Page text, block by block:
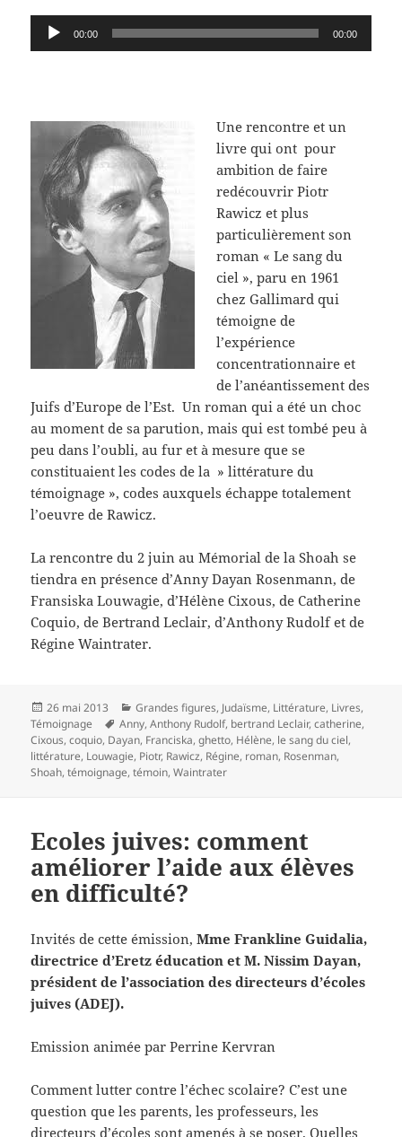
Lecteur 00:00 00:00
Une rencontre et un
livre qui ont pour
ambition de faire
redécouvrir Piotr
Rawicz et plus
particulièrement son
roman « Le sang du
ciel », paru en 1961
chez Gallimard qui
témoigne de
l’expérience
concentrationnaire et
de l’anéantissement des
Juifs d’Europe de l’Est. Un roman qui a été un choc
au moment de sa parution, mais qui est tombé peu à
peu dans l’oubli, au fur et à mesure que se
constituaient les codes de la » littérature du
témoignage », codes auxquels échappe totalement
l’oeuvre de Rawicz.
La rencontre du 2 juin au Mémorial de la Shoah se
tiendra en présence d’Anny Dayan Rosenmann, de
Fransiska Louwagie, d’Hélène Cixous, de Catherine
Coquio, de Bertrand Leclair, d’Anthony Rudolf et de
Régine Waintrater.
Publié
le
26 mai 2013 Catégories
Grandes figures, Judaïsme, Littérature, Livres,
Témoignage
Mots-
clés
Anny,Anthony Rudolf, bertrand Leclair,catherine,
Cixous,coquio, Dayan, Franciska,ghetto, Hélène, le sang du ciel,
littérature, Louwagie, Piotr, Rawicz, Régine, roman, Rosenman,
Shoah,témoignage,témoin,Waintrater
Ecoles juives: comment
améliorer l’aide aux élèves
en difficulté?
Invités de cette émission,Mme Frankline Guidalia,
directrice d’Eretz éducation et M. Nissim Dayan,
président de l’association des directeurs d’écoles
juives (ADEJ).
Emission animée par Perrine Kervran
Comment lutter contre l’échec scolaire? C’est une
question que les parents, les professeurs, les
directeurs d’écoles sont amenés à se poser. Quelles